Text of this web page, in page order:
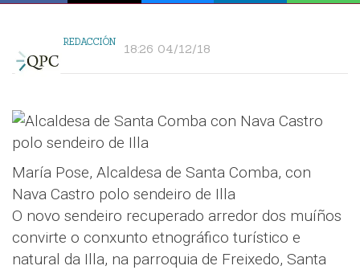
REDACCIÓN 18:26 04/12/18
María Pose, Alcaldesa de Santa Comba, con
Nava Castro polo sendeiro de Illa
O novo sendeiro recuperado arredor dos muíños
convirte o conxunto etnográfico turístico e
natural da Illa, na parroquia de Freixedo, Santa